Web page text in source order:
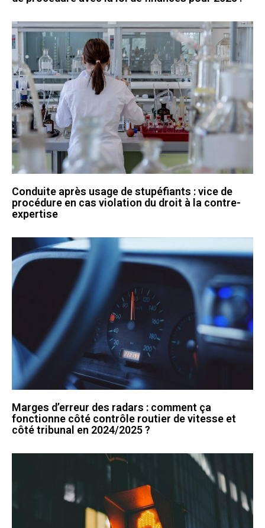
Conduite après usage de stupéfiants : vice de
procédure en cas violation du droit à la contre-
expertise
Marges d’erreur des radars : comment ça
fonctionne côté contrôle routier de vitesse et
côté tribunal en 2024/2025 ?